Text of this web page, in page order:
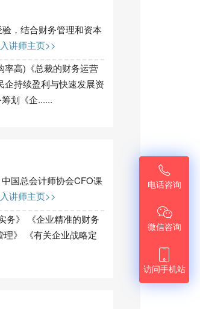
，结合财务管理和资本
讲师主页>>
率高)《总裁的财务运营
企持续盈利与快速发展资
划《企......
国总会计师协会CFO课
讲师主页>>
务》 《企业精准的财务
》 《有关企业战略定

电话咨询

微信咨询

访问手机站